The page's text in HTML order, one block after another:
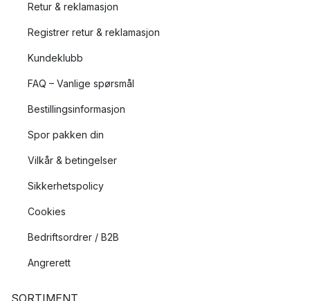
Retur & reklamasjon
Registrer retur & reklamasjon
Kundeklubb
FAQ – Vanlige spørsmål
Bestillingsinformasjon
Spor pakken din
Vilkår & betingelser
Sikkerhetspolicy
Cookies
Bedriftsordrer / B2B
Angrerett
SORTIMENT